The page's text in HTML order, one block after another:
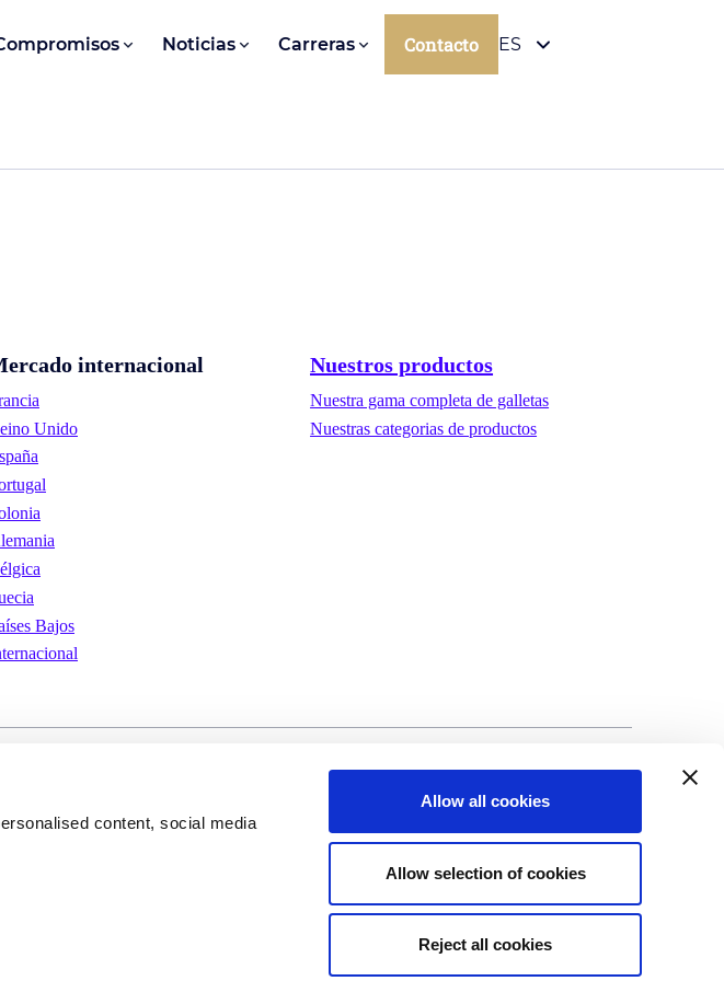
content, social media
Allow all cookies
Allow selection of cookies
Reject all cookies
Noticias Carreras Contacto ES
internacional
Unido
Bajos
Nuestros productos
Nuestra gama completa de galletas
Nuestras categorias de productos
©Biscuit International 2023